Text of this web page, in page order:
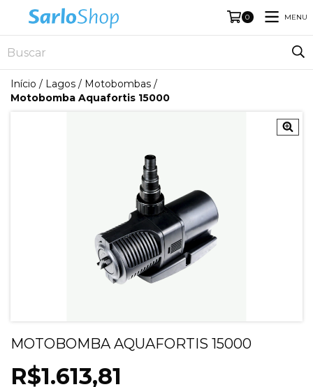
0 MENU
Início / Lagos / Motobombas /
Motobomba Aquafortis 15000
MOTOBOMBA AQUAFORTIS 15000
R$1.613,81